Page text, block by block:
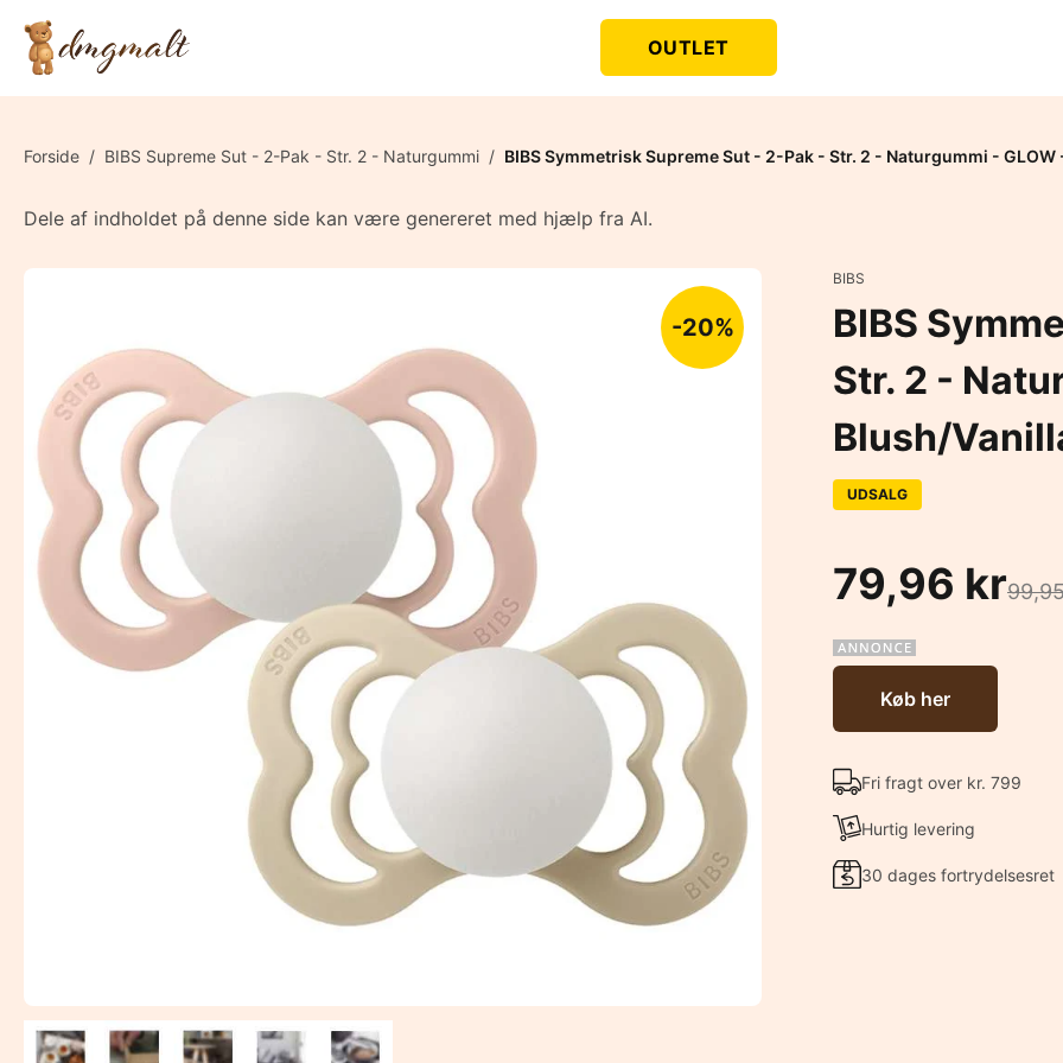
OUTLET
Forside / BIBS Supreme Sut - 2-Pak - Str. 2 - Naturgummi / BIBS Symmetrisk Supreme Sut - 2-Pak - Str. 2 - Naturgummi -
Dele af indholdet på denne side kan være genereret med hjælp fra AI.
-20%
BIBS
BIBS
Str. 2 -
Blush/
UDSALG
79,96 kr
Køb her
Fri fragt over kr. 799
Hurtig levering
30 dages fortrydelsesret